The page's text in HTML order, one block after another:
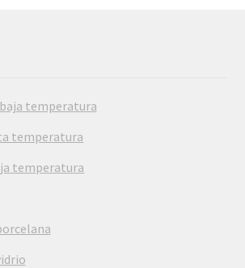
temperatura
temperatura
temperatura